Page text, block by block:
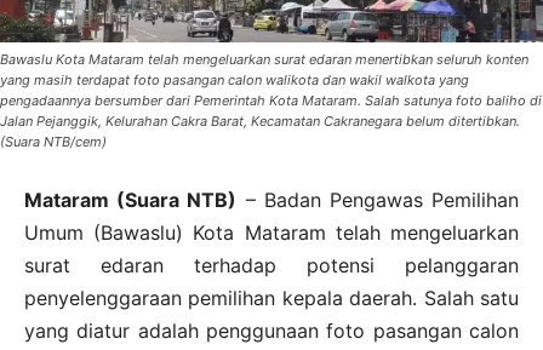
Bawaslu Kota Mataram telah mengeluarkan surat edaran menertibkan seluruh konten
yang masih terdapat foto pasangan calon walikota dan wakil walkota yang
pengadaannya bersumber dari Pemerintah Kota Mataram. Salah satunya foto baliho di
Jalan Pejanggik, Kelurahan Cakra Barat, Kecamatan Cakranegara belum ditertibkan.
(Suara NTB/cem)
Mataram (Suara NTB) – Badan Pengawas Pemilihan
Umum (Bawaslu) Kota Mataram telah mengeluarkan
surat edaran terhadap potensi pelanggaran
penyelenggaraan pemilihan kepala daerah. Salah satu
yang diatur adalah penggunaan foto pasangan calon